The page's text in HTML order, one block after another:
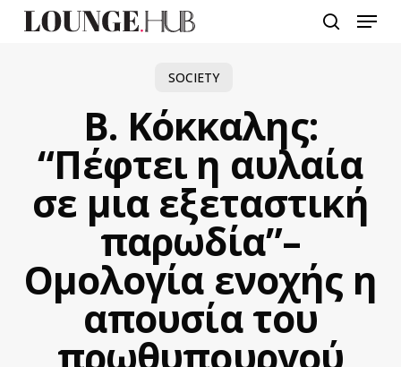
Menu
SOCIETY
Β. Κόκκαλης:
“Πέφτει η αυλαία
σε μια εξεταστική
παρωδία”–
Ομολογία ενοχής η
απουσία του
πρωθυπουργού